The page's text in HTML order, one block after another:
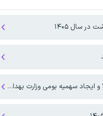
سال ۱۴۰۵